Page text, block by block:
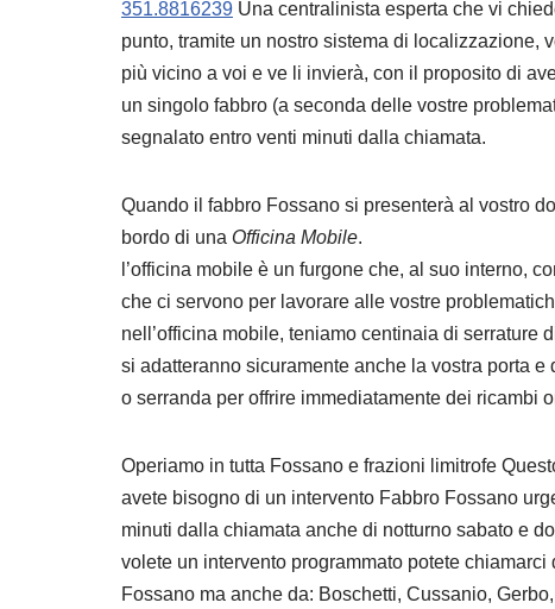
351.8816239 Una centralinista esperta che vi
punto, tramite un nostro sistema di localizzazione,
più vicino a voi e ve li invierà, con il proposito di
un singolo fabbro (a seconda delle vostre
segnalato entro venti minuti dalla chiamata.
Quando il fabbro Fossano si presenterà al vostro
bordo di una Officina Mobile.
l’officina mobile è un furgone che, al suo interno,
che ci servono per lavorare alle vostre
nell’officina mobile, teniamo centinaia di serrature
si adatteranno sicuramente anche la vostra porta
o serranda per offrire immediatamente dei ricambi
Operiamo in tutta Fossano e frazioni limitrofe
avete bisogno di un intervento Fabbro Fossano
minuti dalla chiamata anche di notturno sabato e
volete un intervento programmato potete chiamarci
Fossano ma anche da: Boschetti, Cussanio,